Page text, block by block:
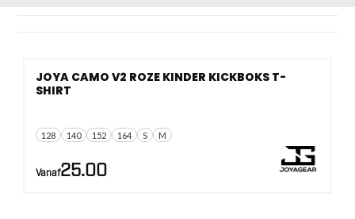
128 140 152 164 S M
JOYA CAMO V2 ROZE KINDER KICKBOKS T-
SHIRT
Vanaf25.00